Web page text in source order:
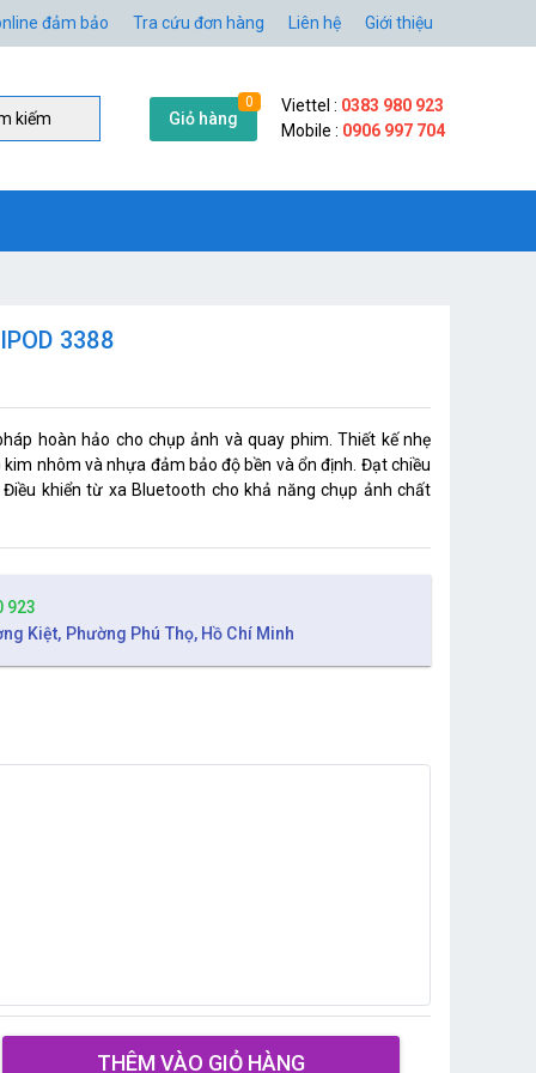
đảm bảo Tra cứu đơn hàng Liên hệ Giới thiệu
kiếm Giỏ hàng
0 Viettel : 0383 980 923
Mobile : 0906 997 704
3388
hoàn hảo cho chụp ảnh và quay phim. Thiết kế nhẹ
nhôm và nhựa đảm bảo độ bền và ổn định. Đạt chiều
khiển từ xa Bluetooth cho khả năng chụp ảnh chất
923
Kiệt, Phường Phú Thọ, Hồ Chí Minh
THÊM VÀO GIỎ HÀNG